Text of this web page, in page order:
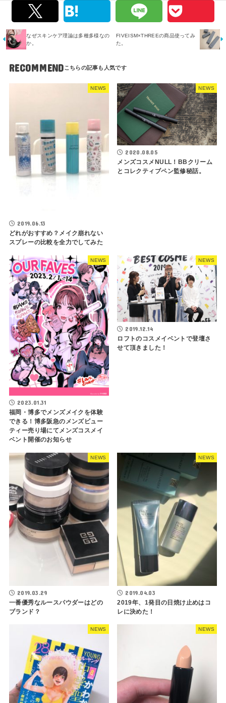
なぜスキンケア理論は多種多様なの
か。
FIVEISM×THREEの商品使ってみ
た。
RECOMMEND
NEWS
2019.06.13
どれがおすすめ？メイク崩れない
スプレーの比較を全力でしてみた
NEWS
2020.08.05
メンズコスメNULL！BBクリーム
とコレクティブペン監修秘話。
NEWS
2023.01.31
福岡・博多でメンズメイクを体験
できる！博多阪急のメンズビュー
ティー売り場にてメンズコスメイ
ベント開催のお知らせ
NEWS
2019.12.14
ロフトのコスメイベントで登壇さ
せて頂きました！
NEWS
2019.03.29
一番優秀なルースパウダーはどの
ブランド？
NEWS
2019.04.03
2019年、1発目の日焼け止めはコ
レに決めた！
NEWS NEWS